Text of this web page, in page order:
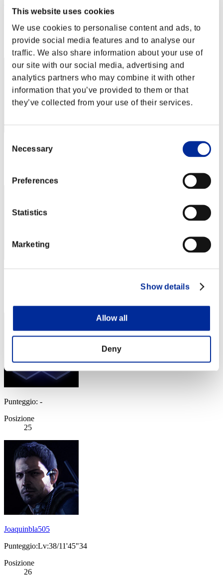
This website uses cookies
We use cookies to personalise content and ads, to
provide social media features and to analyse our
traffic. We also share information about your use of
our site with our social media, advertising and
analytics partners who may combine it with other
information that you’ve provided to them or that
they’ve collected from your use of their services.
Selection
Necessary
Preferences
Statistics
Marketing
Show details
Allow all
Deny
Posizione
22
Punteggio: -
Punteggio: -
Posizione
25
Joaquinbla505
Punteggio:Lv:38/11'45"34
Posizione
26